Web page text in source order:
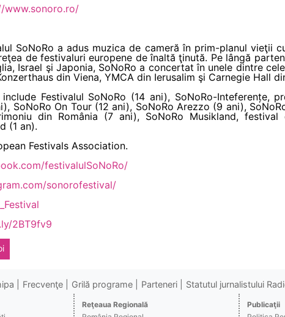
www.sonoro.ro/
SoNoRo a adus muzica de cameră în prim-planul vieţii
de festivaluri europene de înaltă ţinută. Pe lângă
Israel şi Japonia, SoNoRo a concertat în unele dintre
din Viena, YMCA din Ierusalim şi Carnegie Hall
Festivalul SoNoRo (14 ani), SoNoRo-Inteferențe,
SoNoRo On Tour (12 ani), SoNoRo Arezzo (9 ani),
din România (7 ani), SoNoRo Musikland,
(1 an).
Festivals Association.
festivalulSoNoRo/
sonorofestival/
2BT9fv9
Frecvenţe Grilă programe Parteneri Statutul jurnalistului
Reţeaua Regională
Publicaţii